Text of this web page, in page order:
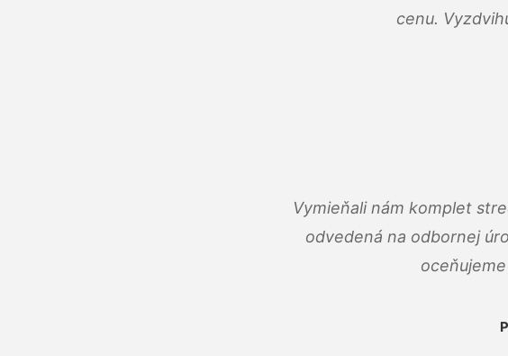
cenu.
Vymieňali nám komplet
odvedená na odbornej